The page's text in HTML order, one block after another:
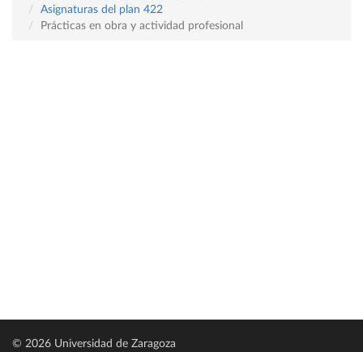
Asignaturas del plan 422
Prácticas en obra y actividad profesional
© 2026 Universidad de Zaragoza